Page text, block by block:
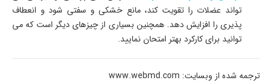
تواند عضلات را تقویت کند، مانع خشکی و سفتی شود و انعطاف
پذیری را افزایش دهد. همچنین بسیاری از چیزهای دیگر است که می
توانید برای کارکرد بهتر امتحان نمایید.
ترجمه شده از وبسایت: www.webmd.com